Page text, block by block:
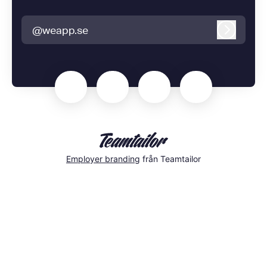
@weapp.se
Employer branding från Teamtailor